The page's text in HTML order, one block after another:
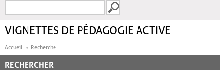
FORMULAIRE DE
VIGNETTES DE PÉDAGOGIE ACTIVE
Accueil Recherche
RECHERCHER